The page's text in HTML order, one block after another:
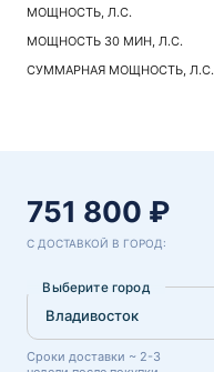
МОЩНОСТЬ, Л.С.
МОЩНОСТЬ 30 МИН, Л.С.
СУММАРНАЯ МОЩНОСТЬ, Л.С.
751 800 ₽
С ДОСТАВКОЙ В ГОРОД:
Выберите город
Сроки доставки ~ 2-3